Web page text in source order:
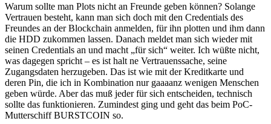
Warum sollte man Plots nicht an Freunde geben können? Solange
Vertrauen besteht, kann man sich doch mit den Credentials des
Freundes an der Blockchain anmelden, für ihn plotten und ihm dann
die HDD zukommen lassen. Danach meldet man sich wieder mit
seinen Credentials an und macht „für sich“ weiter. Ich wüßte nicht,
was dagegen spricht – es ist halt ne Vertrauenssache, seine
Zugangsdaten herzugeben. Das ist wie mit der Kreditkarte und
deren Pin, die ich in Kombination nur gaaaanz wenigen Menschen
geben würde. Aber das muß jeder für sich entscheiden, technisch
sollte das funktionieren. Zumindest ging und geht das beim PoC-
Mutterschiff BURSTCOIN so.